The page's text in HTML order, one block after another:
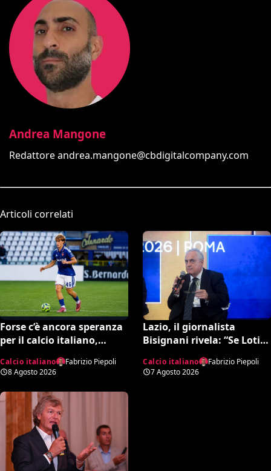
Andrea Mangone
Redattoreandrea.mangone@cbdigitalcompany.com
Articoli correlati
Forse c’è ancora speranza
per il calcio italiano,
17enne Riccardo Cassano:
“È come Pirlo e Busquets”
Calcio italiano
Fabrizio Piepoli
8 Agosto 2026
Lazio, il giornalista
Bisignani rivela: “Se Lotito
entro tale data il destino è
segnato”
Calcio italiano
Fabrizio Piepoli
7 Agosto 2026